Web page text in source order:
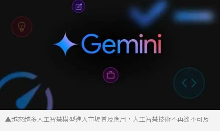
▲越來越多人工智慧模型進入市場普及應用，人工智慧技術不再遙不可及